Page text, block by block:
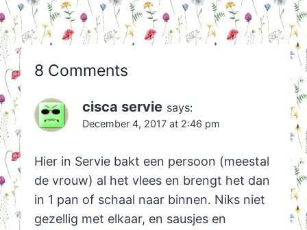
8 Comments
cisca servie says:
December 4, 2017 at 2:46 pm
Hier in Servie bakt een persoon (meestal
de vrouw) al het vlees en brengt het dan
in 1 pan of schaal naar binnen. Niks niet
gezellig met elkaar, en sausjes en